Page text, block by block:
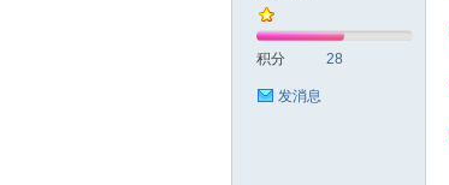
积分 28
发消息